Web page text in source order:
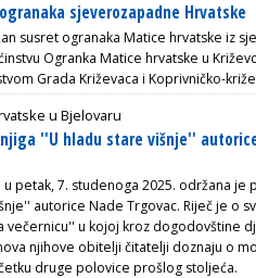
sjeverozapadne Hrvatske
susret ogranaka Matice hrvatske iz
Ogranka Matice hrvatske u
Grada Križevaca i Koprivničko-
u Bjelovaru
''U hladu stare višnje''
petak, 7. studenoga 2025. održana je
autorice Nade Trgovac. Riječ je o
večernicu'' u kojoj kroz dogodovštine
njihove obitelji čitatelji doznaju o
druge polovice prošlog stoljeća.